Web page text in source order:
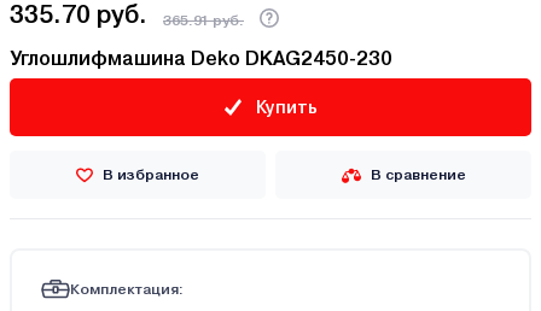
335.70 руб. 365.91 руб.
Углошлифмашина Deko DKAG2450-230
Купить
В избранное В сравнение
Комплектация: